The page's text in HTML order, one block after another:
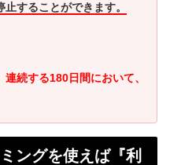
することができます。
続する180日間において、
ングを使えば『利